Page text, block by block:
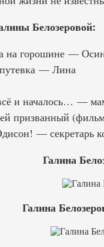
Белозеровой:
на горошине —
— Лина
и началось… —
призванный
— секретарь
Галина
Галина